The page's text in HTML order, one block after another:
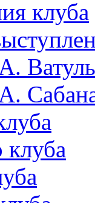
клуба
клуба